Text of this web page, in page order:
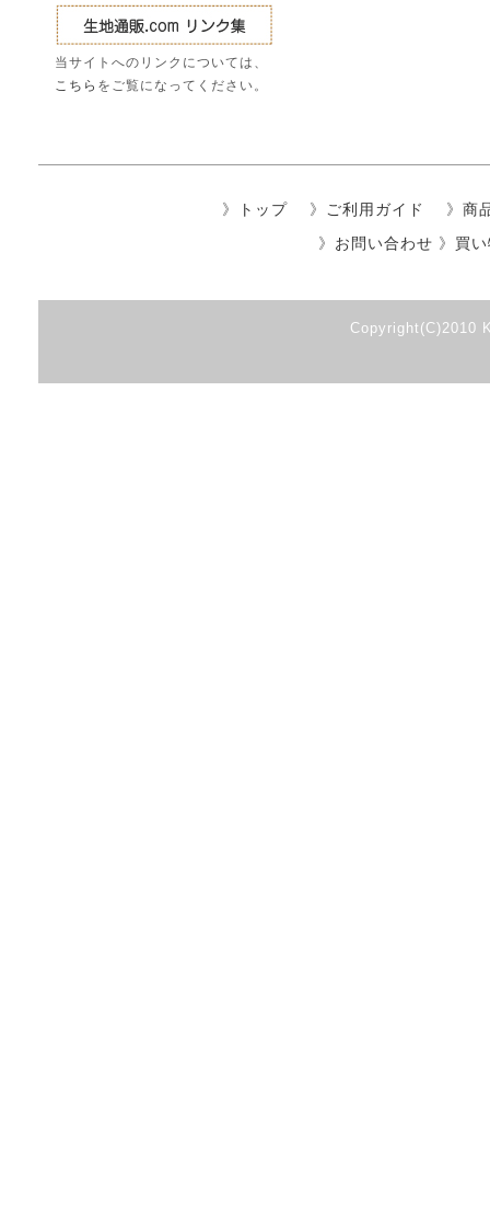
当サイトへのリンクについては、
こちら をご覧になってください。
》 トップ》 ご利用ガイド 》 商
》 お問い合わせ 》 買
Copyright(C)2010